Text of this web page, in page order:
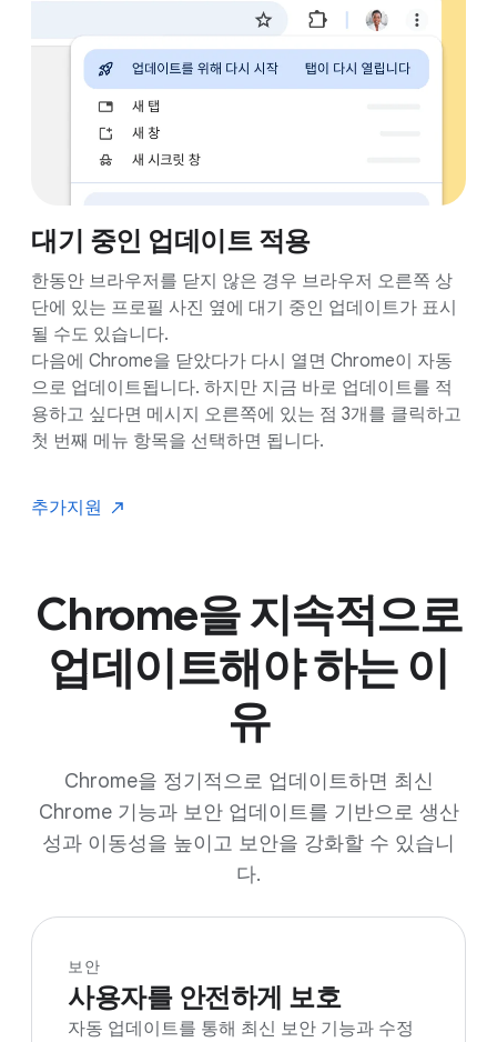
대기 중인 업데이트 적용
한동안 브라우저를 닫지 않은 경우 브라우저 오른쪽 상
단에 있는 프로필 사진 옆에 대기 중인 업데이트가 표시
될 수도 있습니다.
다음에 Chrome을 닫았다가 다시 열면 Chrome이 자동
으로 업데이트됩니다. 하지만 지금 바로 업데이트를 적
용하고 싶다면 메시지 오른쪽에 있는 점 3개를 클릭하고
첫 번째 메뉴 항목을 선택하면 됩니다.
추가지원
Chrome을 지속적으로
업데이트해야 하는 이
유
Chrome을 정기적으로 업데이트하면 최신
Chrome 기능과 보안 업데이트를 기반으로 생산
성과 이동성을 높이고 보안을 강화할 수 있습니
다.
보안
사용자를 안전하게 보호
자동 업데이트를 통해 최신 보안 기능과 수정